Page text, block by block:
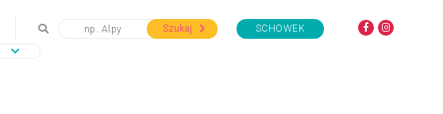
Szukaj SCHOWEK